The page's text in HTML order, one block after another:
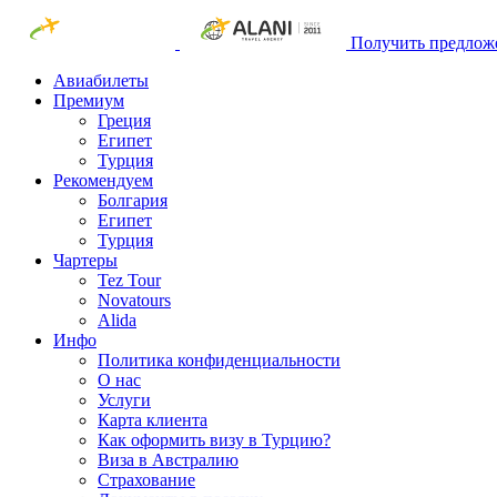
Получить
Авиабилеты
Премиум
Греция
Египет
Турция
Рекомендуем
Болгария
Египет
Турция
Чартеры
Tez Tour
Novatours
Alida
Инфо
Политика конфиденциальности
О нас
Услуги
Карта клиента
Как оформить визу в Турцию?
Виза в Австралию
Страхование